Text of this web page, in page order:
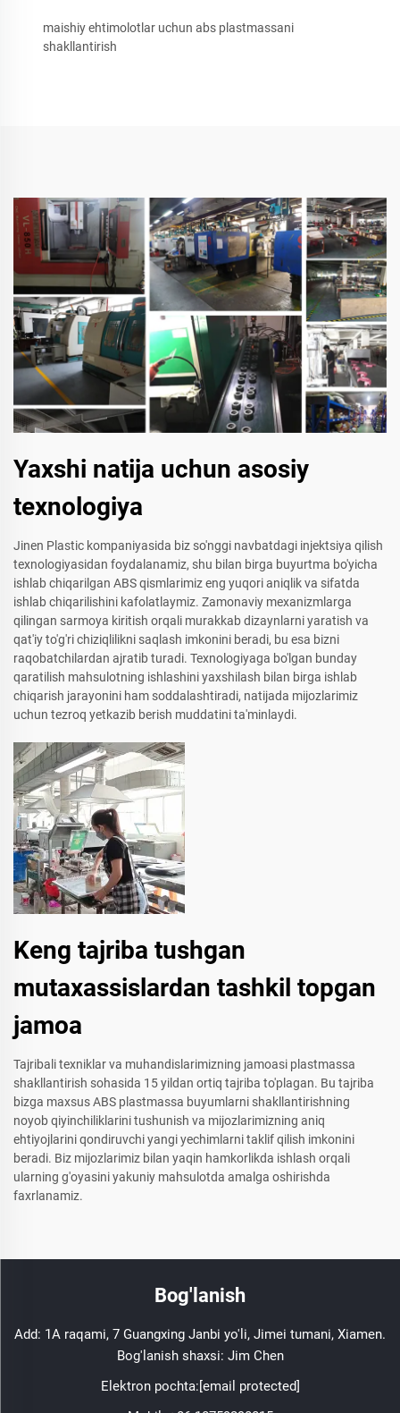
maishiy ehtimolotlar uchun abs plastmassani
shakllantirish
Yaxshi natija uchun asosiy
texnologiya
Jinen Plastic kompaniyasida biz so'nggi navbatdagi injektsiya qilish
texnologiyasidan foydalanamiz, shu bilan birga buyurtma bo'yicha
ishlab chiqarilgan ABS qismlarimiz eng yuqori aniqlik va sifatda
ishlab chiqarilishini kafolatlaymiz. Zamonaviy mexanizmlarga
qilingan sarmoya kiritish orqali murakkab dizaynlarni yaratish va
qat'iy to'g'ri chiziqlilikni saqlash imkonini beradi, bu esa bizni
raqobatchilardan ajratib turadi. Texnologiyaga bo'lgan bunday
qaratilish mahsulotning ishlashini yaxshilash bilan birga ishlab
chiqarish jarayonini ham soddalashtiradi, natijada mijozlarimiz
uchun tezroq yetkazib berish muddatini ta'minlaydi.
Keng tajriba tushgan
mutaxassislardan tashkil topgan
jamoa
Tajribali texniklar va muhandislarimizning jamoasi plastmassa
shakllantirish sohasida 15 yildan ortiq tajriba to'plagan. Bu tajriba
bizga maxsus ABS plastmassa buyumlarni shakllantirishning
noyob qiyinchiliklarini tushunish va mijozlarimizning aniq
ehtiyojlarini qondiruvchi yangi yechimlarni taklif qilish imkonini
beradi. Biz mijozlarimiz bilan yaqin hamkorlikda ishlash orqali
ularning g'oyasini yakuniy mahsulotda amalga oshirishda
faxrlanamiz.
Bog'lanish
Add: 1A raqami, 7 Guangxing Janbi yo'li, Jimei tumani, Xiamen.
Bog'lanish shaxsi: Jim Chen
Elektron pochta:[email protected]